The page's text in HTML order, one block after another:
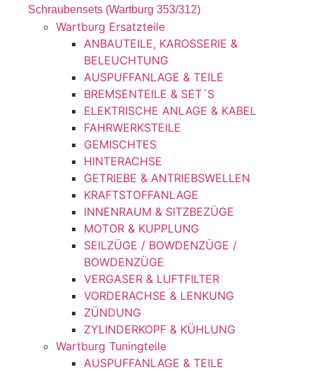
Schraubensets (Wartburg 353/312)
Wartburg Ersatzteile
ANBAUTEILE, KAROSSERIE &
BELEUCHTUNG
AUSPUFFANLAGE & TEILE
BREMSENTEILE & SET´S
ELEKTRISCHE ANLAGE & KABEL
FAHRWERKSTEILE
GEMISCHTES
HINTERACHSE
GETRIEBE & ANTRIEBSWELLEN
KRAFTSTOFFANLAGE
INNENRAUM & SITZBEZÜGE
MOTOR & KUPPLUNG
SEILZÜGE / BOWDENZÜGE /
BOWDENZÜGE
VERGASER & LUFTFILTER
VORDERACHSE & LENKUNG
ZÜNDUNG
ZYLINDERKOPF & KÜHLUNG
Wartburg Tuningteile
AUSPUFFANLAGE & TEILE